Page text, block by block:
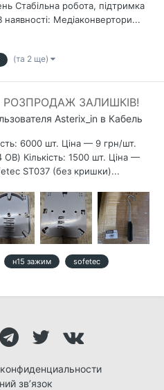
Стабільна робота, підтримка
Медіаконвертори...
(та 2 ще)
ЗАЛИШКІВ!
Asterix_in в Кабель
6000 шт. Ціна — 9 грн/шт.
Кількість: 1500 шт. Ціна —
ST037 (без кришки)...
н15 зажим sofetec
зв’язок